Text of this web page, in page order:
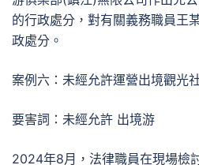
的行政處分，對有關義務職員王
政處分。
案例六：未經允許運營出境觀光
要害詞：未經允許 出境游
2024年8月，法律職員在現場檢